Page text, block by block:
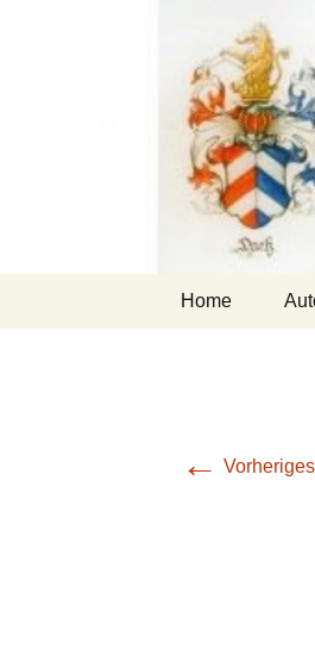
Home
← Vorheriges